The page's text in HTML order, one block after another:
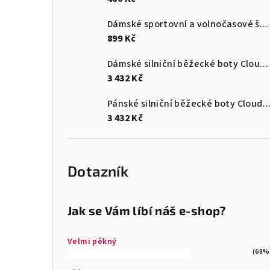
Dámské sportovní a volnočasové šaty Kilpi KIMBERLEY-W
899 Kč
Dámské silniční běžecké boty Cloudswift 4
3 432 Kč
Pánské silniční běžecké boty Cloudflow 5
3 432 Kč
Dotazník
Jak se Vám líbí náš e-shop?
Velmi pěkný